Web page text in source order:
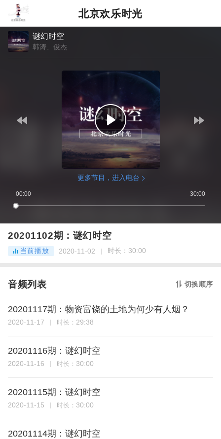
北京欢乐时光
谜幻时空
韩涛、俊杰
更多节目，进入电台
00:00 30:00
20201102期：谜幻时空
当前播放 2020-11-02 时长： 30:00
音频列表 切换顺序
20201117期：物资富饶的土地为何少有人烟？
2020-11-17 时长： 29:38
20201116期：谜幻时空
2020-11-16 时长： 30:00
20201115期：谜幻时空
2020-11-15 时长： 30:00
20201114期：谜幻时空